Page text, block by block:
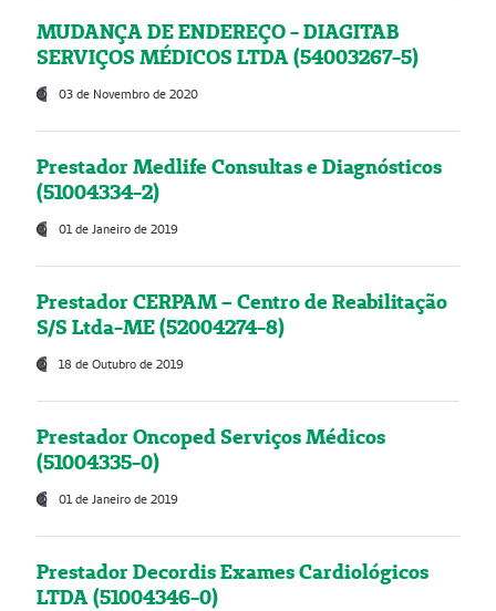
MUDANÇA DE ENDEREÇO - DIAGITAB
SERVIÇOS MÉDICOS LTDA (54003267-5)
03 de Novembro de 2020
Prestador Medlife Consultas e Diagnósticos
(51004334-2)
01 de Janeiro de 2019
Prestador CERPAM – Centro de Reabilitação
S/S Ltda-ME (52004274-8)
18 de Outubro de 2019
Prestador Oncoped Serviços Médicos
(51004335-0)
01 de Janeiro de 2019
Prestador Decordis Exames Cardiológicos
LTDA (51004346-0)